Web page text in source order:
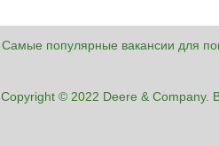
Самые популярные вакансии для
Copyright © 2022 Deere & Company.